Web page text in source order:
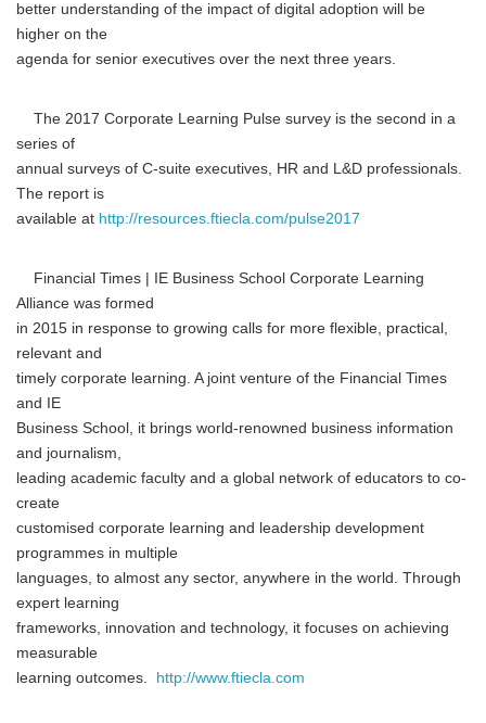
better understanding of the impact of digital adoption will be
higher on the
agenda for senior executives over the next three years.
The 2017 Corporate Learning Pulse survey is the second in a
series of
annual surveys of C-suite executives, HR and L&D professionals.
The report is
available at http://resources.ftiecla.com/pulse2017
Financial Times | IE Business School Corporate Learning
Alliance was formed
in 2015 in response to growing calls for more flexible, practical,
relevant and
timely corporate learning. A joint venture of the Financial Times
and IE
Business School, it brings world-renowned business information
and journalism,
leading academic faculty and a global network of educators to co-
create
customised corporate learning and leadership development
programmes in multiple
languages, to almost any sector, anywhere in the world. Through
expert learning
frameworks, innovation and technology, it focuses on achieving
measurable
learning outcomes.
http://www.ftiecla.com